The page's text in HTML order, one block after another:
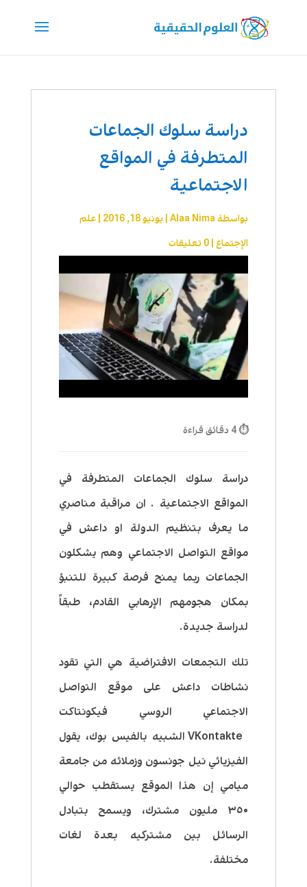
دراسة سلوك الجماعات
المتطرفة في المواقع
الاجتماعية
بواسطة Alaa Nima
| يونيو 18, 2016
علم
الإجتماع| 0 تعليقات
⏱ 4 دقائق قراءة
دراسة سلوك الجماعات المتطرفة في
المواقع الاجتماعية . ان مراقبة مناصري
ما يعرف بتنظيم الدولة او داعش في
مواقع التواصل الاجتماعي وهم يشكلون
الجماعات ربما يمنح فرصة كبيرة للتنبؤ
بمكان هجومهم الإرهابي القادم، طبقاً
لدراسة جديدة.
تلك التجمعات الافتراضية هي التي تقود
نشاطات داعش على موقع التواصل
الاجتماعي الروسي فيكونتاكت
VKontakte الشبيه بالفيس بوك، يقول
الفيزيائي نيل جونسون وزملائه من جامعة
ميامي إن هذا الموقع يستقطب حوالي
٣٥٠ مليون مشترك، ويسمح بتبادل
الرسائل بين مشتركيه بعدة لغات
مختلفة.